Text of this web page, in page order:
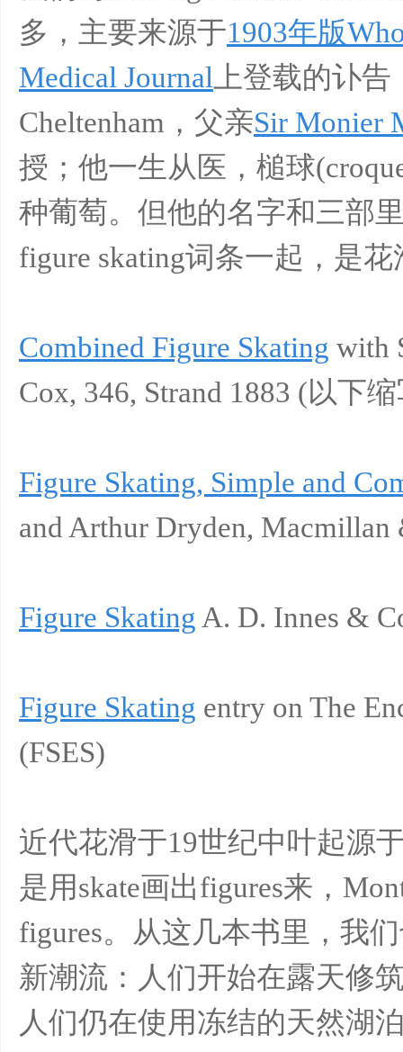
多，主要来源于1903年版
Medical Journal 上登载的讣
Cheltenham，父亲Sir Monier
授；他一生从医，槌球
种葡萄。但他的名字和三部
figure skating词条一起，是
Combined Figure Skating with
Cox, 346, Strand 1883 (以下
Figure Skating, Simple and
and Arthur Dryden, Macmillan
Figure Skating A. D. Innes &
Figure Skating entry on The
(FSES)
近代花滑于19世纪中叶起源
是用skate画出figures来，
figures。从这几本书里，我
新潮流：人们开始在露天修
人们仍在使用冻结的天然湖